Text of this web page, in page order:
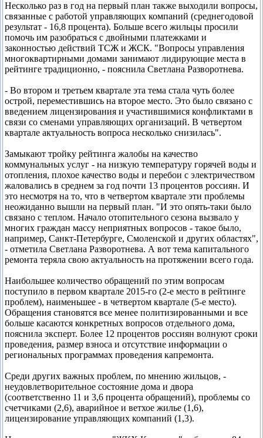
Несколько раз в год на первый план также выходили вопросы,
связанные с работой управляющих компаний (среднегодовой
результат - 16,8 процента). Больше всего жильцы просили
помочь им разобраться с двойными платежками и
законностью действий ТСЖ и ЖСК. "Вопросы управления
многоквартирными домами занимают лидирующие места в
рейтинге традиционно, - пояснила Светлана Разворотнева.
- Во втором и третьем квартале эта тема стала чуть более
острой, переместившись на второе место. Это было связано с
введением лицензирования и участившимися конфликтами в
связи со сменами управляющих организаций. В четвертом
квартале актуальность вопроса несколько снизилась".
Замыкают тройку рейтинга жалобы на качество
коммунальных услуг - на низкую температуру горячей воды и
отопления, плохое качество воды и перебои с электричеством
жаловались в среднем за год почти 13 процентов россиян. И
это несмотря на то, что в четвертом квартале эти проблемы
неожиданно вышли на первый план. "И это опять-таки было
связано с теплом. Начало отопительного сезона вызвало у
многих граждан массу неприятных вопросов - такое было,
например, Санкт-Петербурге, Смоленской и других областях",
- отметила Светлана Разворотнева. А вот тема капитального
ремонта теряла свою актуальность на протяжении всего года.
Наибольшее количество обращений по этим вопросам
поступило в первом квартале 2015-го (2-е место в рейтинге
проблем), наименьшее - в четвертом квартале (5-е место).
Обращения становятся все менее политизированными и все
больше касаются конкретных вопросов отдельного дома,
пояснила эксперт. Более 12 процентов россиян волнуют сроки
проведения, размер взноса и отсутствие информации о
региональных программах проведения капремонта.
Среди других важных проблем, по мнению жильцов, -
неудовлетворительное состояние дома и двора
(соответственно 11 и 3,6 процента обращений), проблемы со
счетчиками (2,6), аварийное и ветхое жилье (1,6),
лицензирование управляющих компаний (1,3).